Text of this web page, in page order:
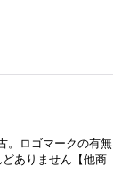
ロゴマークの有無
ありません【他商